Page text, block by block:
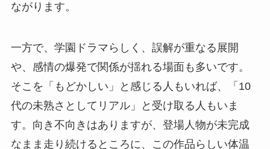
ながります。
一方で、学園ドラマらしく、誤解が重なる展開
や、感情の爆発で関係が揺れる場面も多いです。
そこを「もどかしい」と感じる人もいれば、「10
代の未熟さとしてリアル」と受け取る人もいま
す。向き不向きはありますが、登場人物が未完成
なまま走り続けるところに、この作品らしい体温